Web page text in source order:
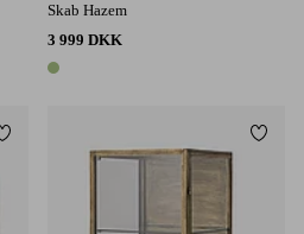
Skab Hazem
3 999 DKK
1 farve
Tilføj til favoritter